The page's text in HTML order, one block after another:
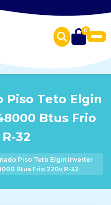
0
Piso Teto Elgin
Btus Frio
32
Piso Teto Elgin Inverter
Btus Frio 220v R-32